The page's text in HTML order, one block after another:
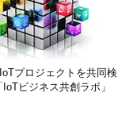
プロジェクトを共同検
ビジネス共創ラボ」